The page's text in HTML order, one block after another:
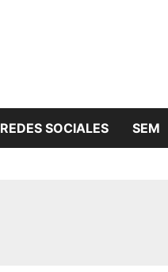
REDES SOCIALES SEM